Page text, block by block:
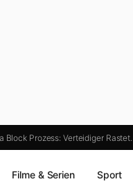
Block Prozess: Verteidiger Rastet…
Filme & Serien Sport